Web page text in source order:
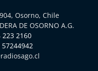
Osorno, Chile
DE OSORNO A.G.
223 2160
57244942